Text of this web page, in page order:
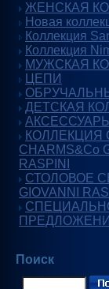
ЖЕНСКАЯ
Новая
Коллекция
Коллекция
МУЖСКАЯ
ЦЕПИ
ДЕТСКАЯ
АКСЕССУАРЫ
КОЛЛЕКЦИЯ
CHARMS&Co
RASPINI
СТОЛОВОЕ
GIOVANNI
Поиск